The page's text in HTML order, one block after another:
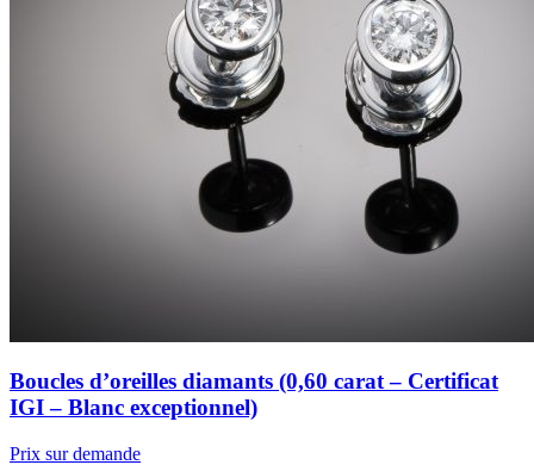
Boucles d’oreilles diamants (0,60 carat – Certificat
IGI – Blanc exceptionnel)
Prix sur demande